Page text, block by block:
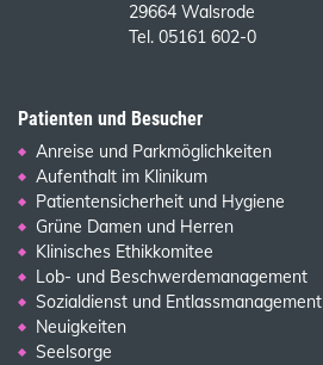
29664 Walsrode
Tel. 05161 602-0
Patienten und Besucher
Anreise und Parkmöglichkeiten
Aufenthalt im Klinikum
Patientensicherheit und Hygiene
Grüne Damen und Herren
Klinisches Ethikkomitee
Lob- und Beschwerdemanagement
Sozialdienst und Entlassmanagement
Neuigkeiten
Seelsorge